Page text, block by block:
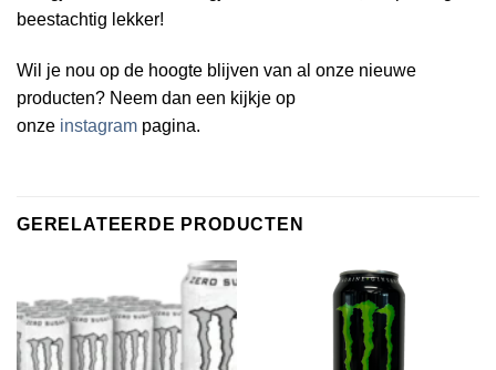
beestachtig lekker!
Wil je nou op de hoogte blijven van al onze nieuwe
producten? Neem dan een kijkje op
onze instagram pagina.
GERELATEERDE PRODUCTEN